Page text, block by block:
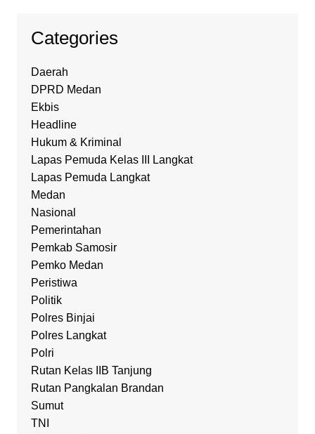
Categories
Daerah
DPRD Medan
Ekbis
Headline
Hukum & Kriminal
Lapas Pemuda Kelas III Langkat
Lapas Pemuda Langkat
Medan
Nasional
Pemerintahan
Pemkab Samosir
Pemko Medan
Peristiwa
Politik
Polres Binjai
Polres Langkat
Polri
Rutan Kelas IIB Tanjung
Rutan Pangkalan Brandan
Sumut
TNI